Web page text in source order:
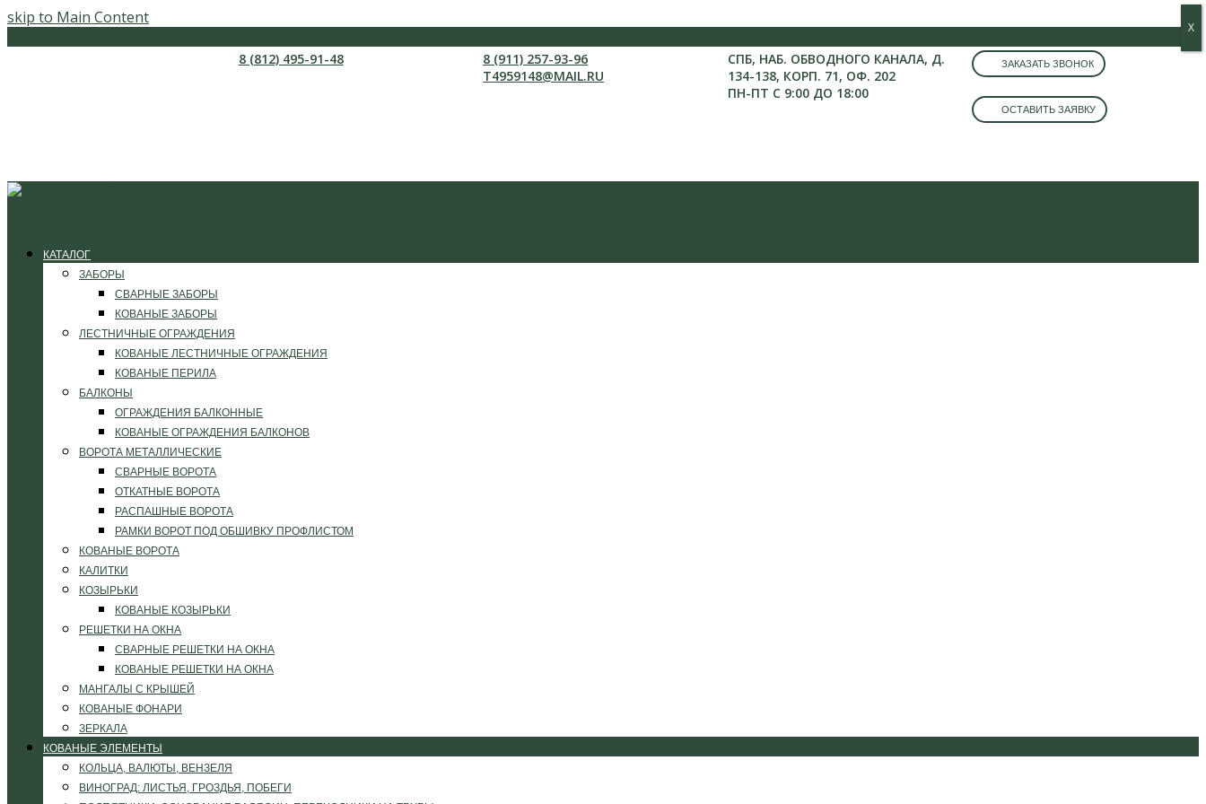
skip to Main Content
8 (812) 495-91-48
8 (911) 257-93-96
T4959148@MAIL.RU
СПБ, НАБ. ОБВОДНОГО КАНАЛА, Д.
134-138, КОРП. 71, ОФ. 202
ПН-ПТ С 9:00 ДО 18:00
ЗАКАЗАТЬ ЗВОНОК
ОСТАВИТЬ ЗАЯВКУ
КАТАЛОГ
ЗАБОРЫ
СВАРНЫЕ ЗАБОРЫ
КОВАНЫЕ ЗАБОРЫ
ЛЕСТНИЧНЫЕ ОГРАЖДЕНИЯ
КОВАНЫЕ ЛЕСТНИЧНЫЕ ОГРАЖДЕНИЯ
КОВАНЫЕ ПЕРИЛА
БАЛКОНЫ
ОГРАЖДЕНИЯ БАЛКОННЫЕ
КОВАНЫЕ ОГРАЖДЕНИЯ БАЛКОНОВ
ВОРОТА МЕТАЛЛИЧЕСКИЕ
СВАРНЫЕ ВОРОТА
ОТКАТНЫЕ ВОРОТА
РАСПАШНЫЕ ВОРОТА
РАМКИ ВОРОТ ПОД ОБШИВКУ ПРОФЛИСТОМ
КОВАНЫЕ ВОРОТА
КАЛИТКИ
КОЗЫРЬКИ
КОВАНЫЕ КОЗЫРЬКИ
РЕШЕТКИ НА ОКНА
СВАРНЫЕ РЕШЕТКИ НА ОКНА
КОВАНЫЕ РЕШЕТКИ НА ОКНА
МАНГАЛЫ С КРЫШЕЙ
КОВАНЫЕ ФОНАРИ
ЗЕРКАЛА
КОВАНЫЕ ЭЛЕМЕНТЫ
КОЛЬЦА, ВАЛЮТЫ, ВЕНЗЕЛЯ
ВИНОГРАД: ЛИСТЬЯ, ГРОЗДЬЯ, ПОБЕГИ
Х
Х